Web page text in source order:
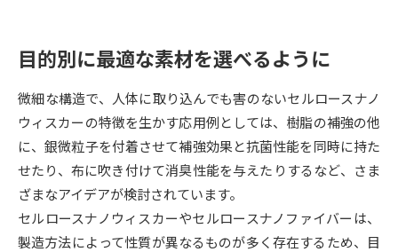
新生活お役立ちガイド
学問発見
目的別に最適な素材を選べるように
微細な構造で、人体に取り込んでも害のないセルロースナノ
ウィスカーの特徴を生かす応用例としては、樹脂の補強の他
に、銀微粒子を付着させて補強効果と抗菌性能を同時に持た
せたり、布に吹き付けて消臭性能を与えたりするなど、さま
ざまなアイデアが検討されています。
セルロースナノウィスカーやセルロースナノファイバーは、
製造方法によって性質が異なるものが多く存在するため、目